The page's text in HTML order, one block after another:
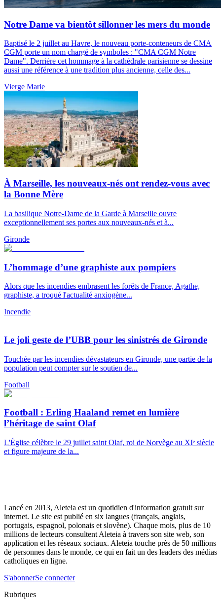
Notre Dame va bientôt sillonner les mers du monde
Baptisé le 2 juillet au Havre, le nouveau porte-conteneurs de CMA
CGM porte un nom chargé de symboles : "CMA CGM Notre
Dame". Derrière cet hommage à la cathédrale parisienne se dessine
aussi une référence à une tradition plus ancienne, celle des...
Vierge Marie
À Marseille, les nouveaux-nés ont rendez-vous avec
la Bonne Mère
La basilique Notre-Dame de la Garde à Marseille ouvre
exceptionnellement ses portes aux nouveaux-nés et à...
Gironde
L’hommage d’une graphiste aux pompiers
Alors que les incendies embrasent les forêts de France, Agathe,
graphiste, a troqué l'actualité anxiogène...
Incendie
Le joli geste de l’UBB pour les sinistrés de Gironde
Touchée par les incendies dévastateurs en Gironde, une partie de la
population peut compter sur le soutien de...
Football
Football : Erling Haaland remet en lumière
l’héritage de saint Olaf
L'Église célèbre le 29 juillet saint Olaf, roi de Norvège au XIᵉ siècle
et figure majeure de la...
Lancé en 2013, Aleteia est un quotidien d'information gratuit sur
internet. Le site est publié en six langues (français, anglais,
portugais, espagnol, polonais et slovène). Chaque mois, plus de 10
millions de lecteurs consultent Aleteia à travers son site web, son
application et les réseaux sociaux. Aleteia touche près de 50 millions
de personnes dans le monde, ce qui en fait un des leaders des médias
catholiques en ligne.
S'abonnerSe connecter
Rubriques